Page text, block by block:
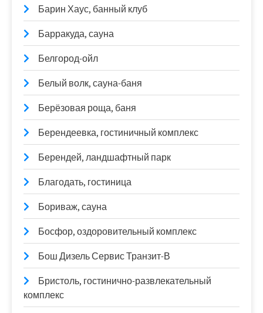
Барин Хаус, банный клуб
Барракуда, сауна
Белгород-ойл
Белый волк, сауна-баня
Берёзовая роща, баня
Берендеевка, гостиничный комплекс
Берендей, ландшафтный парк
Благодать, гостиница
Бориваж, сауна
Босфор, оздоровительный комплекс
Бош Дизель Сервис Транзит-В
Бристоль, гостинично-развлекательный
комплекс